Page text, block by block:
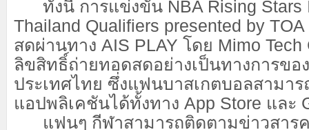
ทั้งนี้ การแข่งขัน NBA Rising Stars
Thailand Qualifiers presented by
สดผ่านทาง AIS PLAY โดย Mimo Tech
ลิขสิทธิ์ถ่ายทอดสดอย่างเป็นทางการขอ
ประเทศไทย ซึ่งแฟนบาสเกตบอลสามา
แอปพลิเคชันได้ทั้งทาง App Store และ
แฟนๆ กีฬาสามารถติดตามข่าวสารค